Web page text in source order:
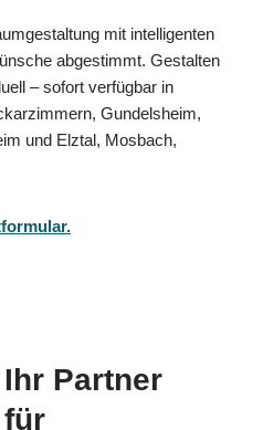
mit intelligenten
abgestimmt. Gestalten
– sofort verfügbar in
Gundelsheim,
und Elztal, Mosbach,
Ihr Partner
für